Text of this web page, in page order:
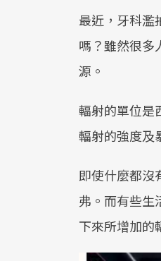
最近，牙科濫
嗎？雖然很多
源。
輻射的單位是
輻射的強度及
即使什麼都沒
弗。而有些生
下來所增加的